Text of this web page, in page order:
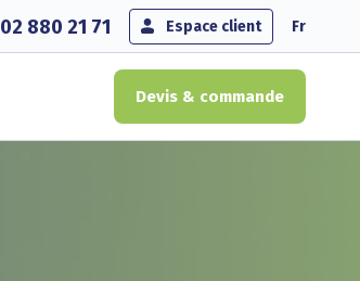
02 880 21 71 Espace client Fr
Devis & commande